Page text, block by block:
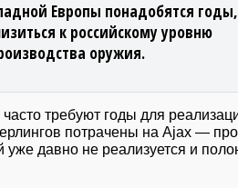
Европы понадобятся годы,
к российскому уровню
оружия.
требуют годы для
потрачены на Ajax —
уже давно не реализуется и